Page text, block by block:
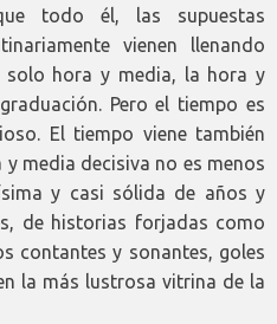
todo él, las supuestas
vienen llenando
solo hora y media, la hora y
Pero el tiempo es
El tiempo viene también
media decisiva no es menos
y casi sólida de años y
de historias forjadas como
contantes y sonantes, goles
la más lustrosa vitrina de la